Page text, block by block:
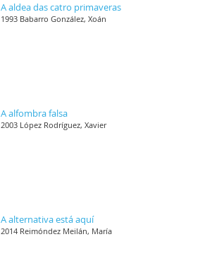
A aldea das catro primaveras
1993 Babarro González, Xoán
A alfombra falsa
2003 López Rodríguez, Xavier
A alternativa está aquí
2014 Reimóndez Meilán, María